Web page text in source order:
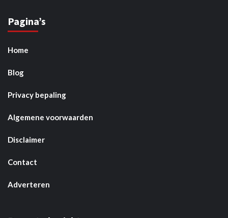
Pagina’s
Home
Blog
Privacy bepaling
Algemene voorwaarden
Disclaimer
Contact
Adverteren